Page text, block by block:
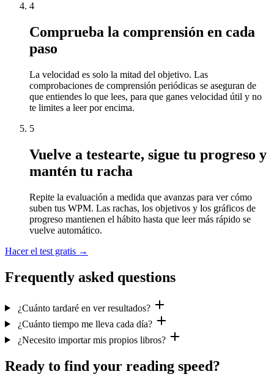
4
Comprueba la comprensión en cada
paso
La velocidad es solo la mitad del objetivo. Las
comprobaciones de comprensión periódicas se aseguran de
que entiendes lo que lees, para que ganes velocidad útil y no
te limites a leer por encima.
5
Vuelve a testearte, sigue tu progreso y
mantén tu racha
Repite la evaluación a medida que avanzas para ver cómo
suben tus WPM. Las rachas, los objetivos y los gráficos de
progreso mantienen el hábito hasta que leer más rápido se
vuelve automático.
Hacer el test gratis →
Frequently asked questions
¿Cuánto tardaré en ver resultados?
¿Cuánto tiempo me lleva cada día?
¿Necesito importar mis propios libros?
Ready to find your reading speed?